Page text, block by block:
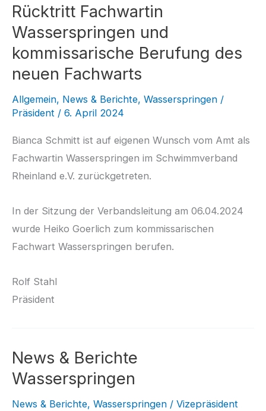
Rücktritt Fachwartin
Wasserspringen und
kommissarische Berufung des
neuen Fachwarts
Allgemein, News & Berichte, Wasserspringen /
Präsident / 6. April 2024
Bianca Schmitt ist auf eigenen Wunsch vom Amt als
Fachwartin Wasserspringen im Schwimmverband
Rheinland e.V. zurückgetreten.
In der Sitzung der Verbandsleitung am 06.04.2024
wurde Heiko Goerlich zum kommissarischen
Fachwart Wasserspringen berufen.
Rolf Stahl
Präsident
News & Berichte
Wasserspringen
News & Berichte, Wasserspringen / Vizepräsident